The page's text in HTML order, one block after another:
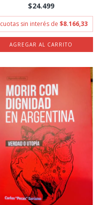
$24.499
cuotas sin interés de $8.166,33